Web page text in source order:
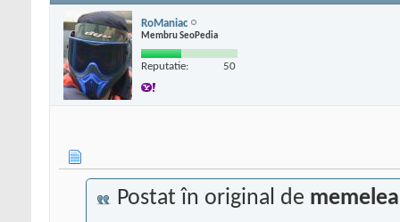
RoManiac
Membru SeoPedia
Reputatie: 50
Postat în original de memelea